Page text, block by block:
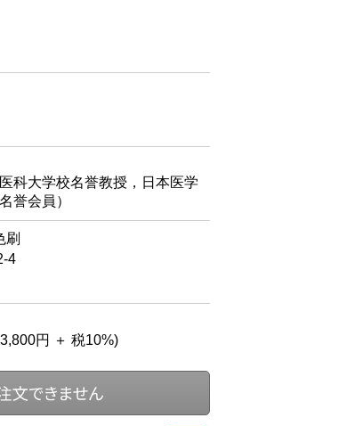
科大学校名誉教授，日本医学
誉会員）
刷
4
円 ＋ 税10%)